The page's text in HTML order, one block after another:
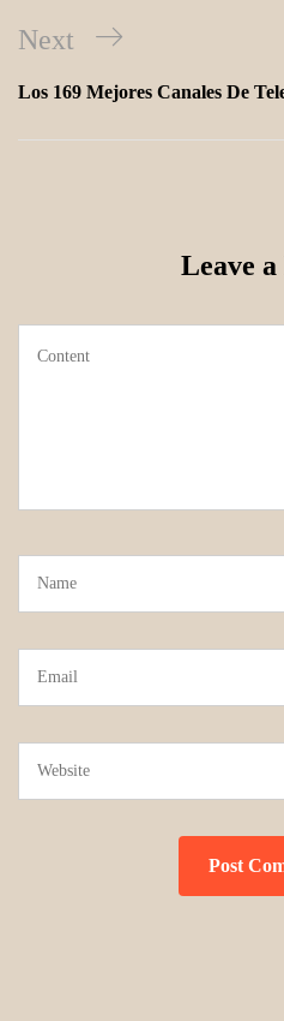
Next
Los 169 Mejores Canales De
Leave